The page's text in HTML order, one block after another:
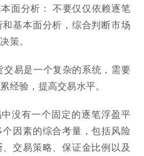
面分析： 不要仅仅依赖逐笔
基本面分析，综合判断市场
策。
易是一个复杂的系统，需要
经验，提高交易水平。
没有一个固定的逐笔浮盈平
因素的综合考量，包括风险
交易策略、保证金比例以及